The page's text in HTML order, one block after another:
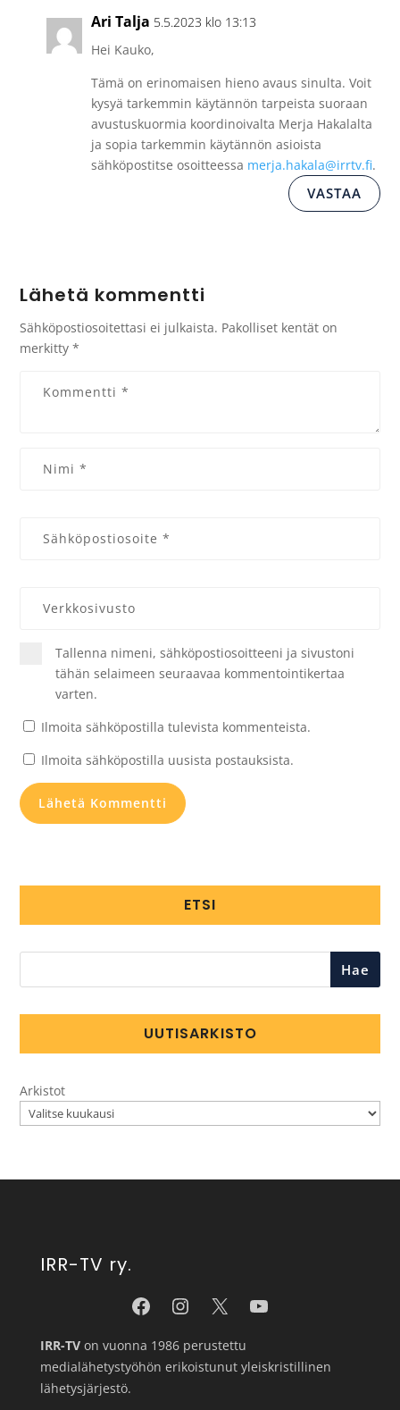
Ari Talja 5.5.2023 klo 13:13
Hei Kauko,
Tämä on erinomaisen hieno avaus sinulta. Voit
kysyä tarkemmin käytännön tarpeista suoraan
avustuskuormia koordinoivalta Merja Hakalalta
ja sopia tarkemmin käytännön asioista
sähköpostitse osoitteessa merja.hakala@irrtv.fi.
VASTAA
Lähetä kommentti
Sähköpostiosoitettasi ei julkaista. Pakolliset kentät on
merkitty*
Tallenna nimeni, sähköpostiosoitteeni ja sivustoni
tähän selaimeen seuraavaa kommentointikertaa
varten.
Ilmoita sähköpostilla tulevista kommenteista.
Ilmoita sähköpostilla uusista postauksista.
ETSI
Hae
UUTISARKISTO
Arkistot
IRR-TV ry.
IRR-TVon vuonna 1986 perustettu
medialähetystyöhön erikoistunut yleiskristillinen
lähetysjärjestö.